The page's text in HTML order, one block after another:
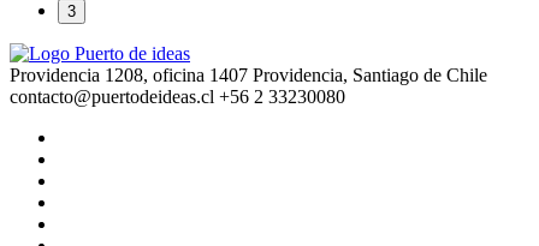
3
Providencia 1208, oficina 1407 Providencia, Santiago de Chile
contacto@puertodeideas.cl +56 2 33230080